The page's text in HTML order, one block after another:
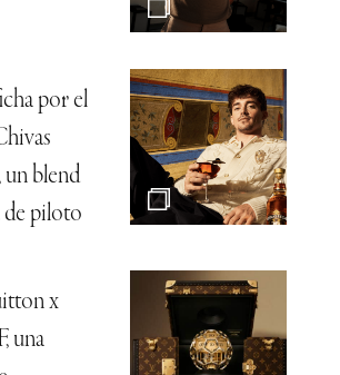
por el
un blend
de piloto
x
una